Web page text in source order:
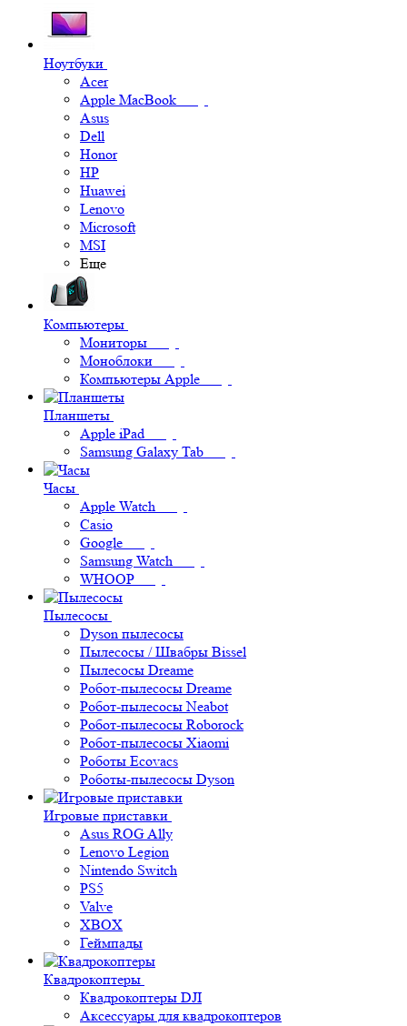
Ноутбуки
Acer
Apple MacBook
Asus
Dell
Honor
HP
Huawei
Lenovo
Microsoft
MSI
Еще
Компьютеры
Мониторы
Моноблоки
Компьютеры Apple
Планшеты
Apple iPad
Samsung Galaxy Tab
Часы
Apple Watch
Casio
Google
Samsung Watch
WHOOP
Пылесосы
Dyson пылесосы
Пылесосы / Швабры Bissel
Пылесосы Dreame
Робот-пылесосы Dreame
Робот-пылесосы Neabot
Робот-пылесосы Roborock
Робот-пылесосы Xiaomi
Роботы Ecovacs
Роботы-пылесосы Dyson
Игровые приставки
Asus ROG Ally
Lenovo Legion
Nintendo Switch
PS5
Valve
XBOX
Геймпады
Квадрокоптеры
Квадрокоптеры DJI
Аксессуары для квадрокоптеров